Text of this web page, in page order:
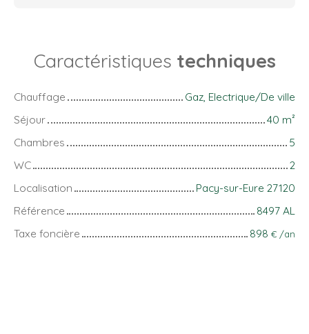
Caractéristiques techniques
Chauffage
Gaz, Electrique/De ville
Séjour
40 m²
Chambres
5
WC
2
Localisation
Pacy-sur-Eure 27120
Référence
8497 AL
Taxe foncière
898 € /an